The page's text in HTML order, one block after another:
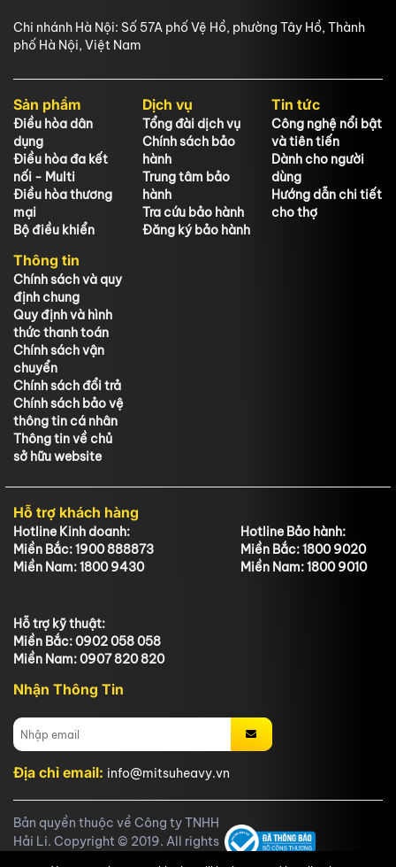
Chi nhánh Hà Nội: Số 57A phố Vệ Hồ, phường Tây Hồ, Thành
phố Hà Nội, Việt Nam
Sản phẩm
Điều hòa dân
dụng
Điều hòa đa kết
nối - Multi
Điều hòa thương
mại
Bộ điều khiển
Dịch vụ
Tổng đài dịch vụ
Chính sách bảo
hành
Trung tâm bảo
hành
Tra cứu bảo hành
Đăng ký bảo hành
Tin tức
Công nghệ nổi bật
và tiên tiến
Dành cho người
dùng
Hướng dẫn chi tiết
cho thợ
Thông tin
Chính sách và quy
định chung
Quy định và hình
thức thanh toán
Chính sách vận
chuyển
Chính sách đổi trả
Chính sách bảo vệ
thông tin cá nhân
Thông tin về chủ
sở hữu website
Hỗ trợ khách hàng
Hotline Kinh doanh:
Miền Bắc: 1900 888873
Miền Nam: 1800 9430
Hotline Bảo hành:
Miền Bắc: 1800 9020
Miền Nam: 1800 9010
Hỗ trợ kỹ thuật:
Miền Bắc: 0902 058 058
Miền Nam: 0907 820 820
Nhận Thông Tin
Địa chỉ email: info@mitsuheavy.vn
Bản quyền thuộc về Công ty TNHH
Hải Li. Copyright © 2019. All rights